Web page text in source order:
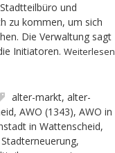
und
zu kommen, um sich
Die Verwaltung sagt
Initiatoren. Weiterlesen
alter-markt, alter-
, AWO (1343), AWO in
in Wattenscheid,
Stadterneuerung,